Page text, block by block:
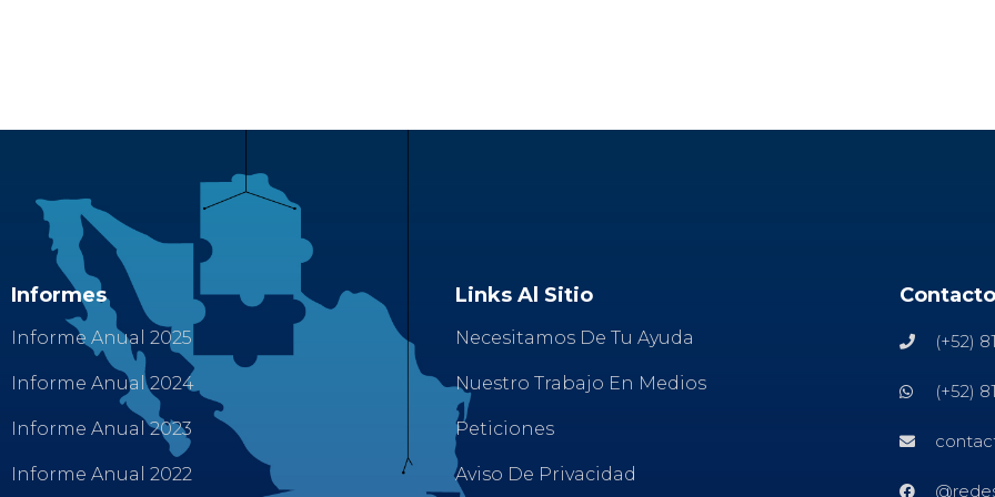
Informes
Informe Anual 2025
Informe Anual 2024
Informe Anual 2023
Informe Anual 2022
Links Al Sitio
Necesitamos De Tu Ayuda
Nuestro Trabajo En Medios
Peticiones
Aviso De Privacidad
Contacto
(+52)
(+52)